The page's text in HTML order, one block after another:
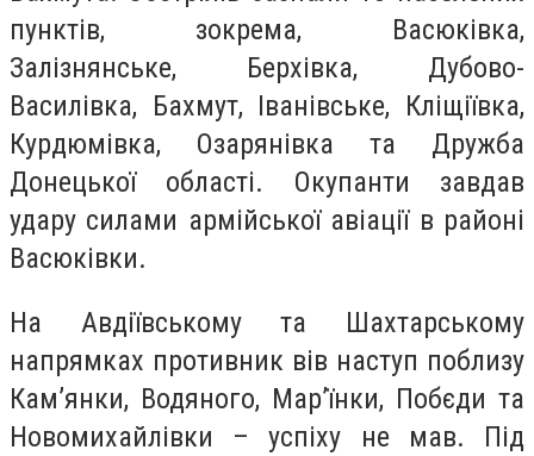
пунктів, зокрема, Васюківка,
Залізнянське, Берхівка, Дубово-
Василівка, Бахмут, Іванівське, Кліщіївка,
Курдюмівка, Озарянівка та Дружба
Донецької області. Окупанти завдав
удару силами армійської авіації в районі
Васюківки.
На Авдіївському та Шахтарському
напрямках противник вів наступ поблизу
Кам’янки, Водяного, Мар’їнки, Побєди та
Новомихайлівки – успіху не мав. Під